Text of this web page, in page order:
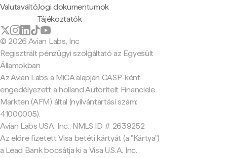
ValutaváltóJogi dokumentumok
Tájékoztatók
© 2026 Avian Labs, Inc
Regisztrált pénzügyi szolgáltató az Egyesült
Államokban
Az Avian Labs a MiCA alapján CASP-ként
engedélyezett a holland Autoriteit Financiële
Markten (AFM) által (nyilvántartási szám:
41000005).
Avian Labs USA, Inc., NMLS ID # 2639252
Az előre fizetett Visa betéti kártyát (a "Kártya")
a Lead Bank bocsátja ki a Visa U.S.A. Inc.